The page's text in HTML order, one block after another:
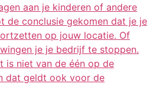
aan je kinderen of andere
de conclusie gekomen dat je je
op jouw locatie. Of
je je bedrijf te stoppen.
is niet van de één op de
dat geldt ook voor de